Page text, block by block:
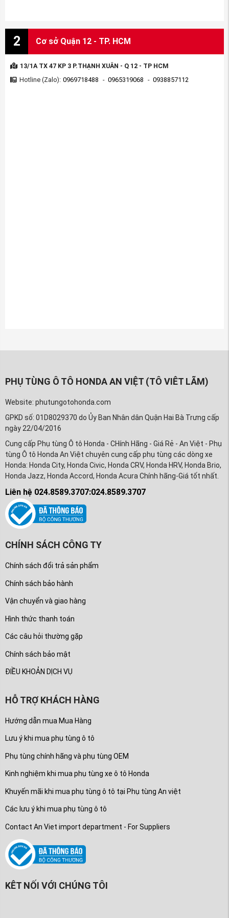
2 Cơ sở Quận 12 - TP. HCM
13/1A TX 47 KP 3 P.THẠNH XUÂN - Q 12 - TP HCM
Hotline (Zalo): 0969718488 - 0965319068 - 0938857112
PHỤ TÙNG Ô TÔ HONDA AN VIỆT (TÔ VIÊT LÃM)
Website: phutungotohonda.com
GPKD số: 01D8029370 do Ủy Ban Nhân dân Quận Hai Bà Trưng cấp
ngày 22/04/2016
Cung cấp Phụ tùng Ô tô Honda - CHính Hãng - Giá Rẻ - An Việt - Phụ
tùng Ô tô Honda An Việt chuyên cung cấp phụ tùng các dòng xe
Honda: Honda City, Honda Civic, Honda CRV, Honda HRV, Honda Brio,
Honda Jazz, Honda Accord, Honda Acura Chính hãng-Giá tốt nhất.
Liên hệ 024.8589.3707:024.8589.3707
CHÍNH SÁCH CÔNG TY
Chính sách đổi trả sản phẩm
Chính sách bảo hành
Vận chuyển và giao hàng
Hình thức thanh toán
Các câu hỏi thường gặp
Chính sách bảo mật
ĐIỀU KHOẢN DỊCH VỤ
HỖ TRỢ KHÁCH HÀNG
Hướng dẫn mua Mua Hàng
Lưu ý khi mua phụ tùng ô tô
Phụ tùng chính hãng và phụ tùng OEM
Kinh nghiệm khi mua phụ tùng xe ô tô Honda
Khuyến mãi khi mua phụ tùng ô tô tại Phụ tùng An việt
Các lưu ý khi mua phụ tùng ô tô
Contact An Viet import department - For Suppliers
KÊT NỐI VỚI CHÚNG TÔI